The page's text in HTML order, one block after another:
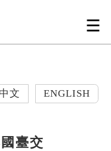
ENGLISH
臺交